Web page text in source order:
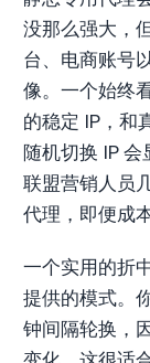
没那么强大，
台、电商账号
像。一个始终
的稳定 IP，和
随机切换 IP
联盟营销人员
代理，即便成
一个实用的折
提供的模式。
钟间隔轮换，